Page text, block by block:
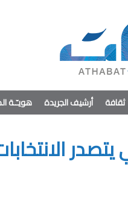
ثقافة أرشيف الجريدة هويـّـة